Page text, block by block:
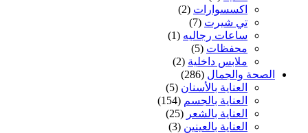
اكسسوارات (2)
تي شيرت (7)
ساعات رجاليه (1)
محفظات (5)
ملابس داخلية (2)
الصحة والجمال (286)
العناية بالأسنان (5)
العناية بالجسم (154)
العناية بالشعر (25)
العناية بالعينين (3)